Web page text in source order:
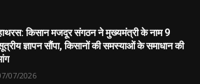
किसान मजदूर संगठन ने मुख्यमंत्री के नाम 9
ज्ञापन सौंपा, किसानों की समस्याओं के समाधान की
07/2026